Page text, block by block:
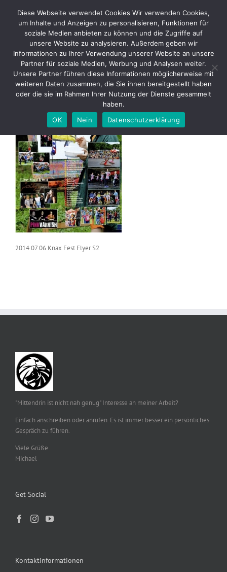
content
2014 07 06 Knax Fest Flyer S2
2014 07 06 Knax Fest Flyer S2
"Mittendrin ist nicht nah genug" Interesse an meiner Arbeit?
Einfach anschreiben oder anrufen. Es ist immer besser ein persönliches
Gespräch zu führen.
Viele Grüße
Michael
Get Social
Kontaktinformationen
Diese Webseite verwendet Cookies Wir verwenden Cookies,
um Inhalte und Anzeigen zu personalisieren, Funktionen für
soziale Medien anbieten zu können und die Zugriffe auf
unsere Website zu analysieren. Außerdem geben wir
Informationen zu Ihrer Verwendung unserer Website an unsere
Partner für soziale Medien, Werbung und Analysen weiter.
Unsere Partner führen diese Informationen möglicherweise mit
weiteren Daten zusammen, die Sie ihnen bereitgestellt haben
oder die sie im Rahmen Ihrer Nutzung der Dienste gesammelt
haben.
OK
Nein Datenschutzerklärung